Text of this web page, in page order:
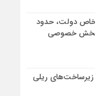
خاص دولت، حدود
به بخش خصوصی
زیرساخت‌های ریلی